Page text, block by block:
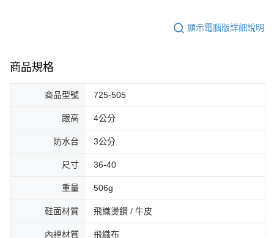
顯示電腦版詳細說明
商品規格
商品型號 725-505
跟高 4公分
防水台 3公分
尺寸 36-40
重量 506g
鞋面材質 飛織燙鑽 / 牛皮
內裡材質 飛織布